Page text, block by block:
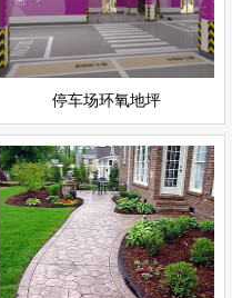
停车场环氧地坪
立即询问
压花地坪
彩色地坪
立即询问